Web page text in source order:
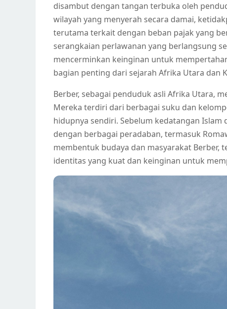
disambut dengan tangan terbuka oleh
wilayah yang menyerah secara damai,
terutama terkait dengan beban pajak yang
serangkaian perlawanan yang berlangsung
mencerminkan keinginan untuk
bagian penting dari sejarah Afrika Utara dan
Berber, sebagai penduduk asli Afrika Utara,
Mereka terdiri dari berbagai suku dan
hidupnya sendiri. Sebelum kedatangan
dengan berbagai peradaban, termasuk
membentuk budaya dan masyarakat Berber,
identitas yang kuat dan keinginan untuk